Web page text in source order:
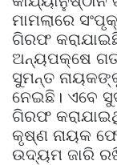
ମାମଲାରେ
ଗିରଫ
ଅନ୍ୟପକ୍ଷେ
ସୁମନ୍ତ
ନେଇଛି। ଏବେ
ଗିରଫ
କୃଷ୍ଣ ନାୟକ
ଉଦ୍ୟମ ଜାରି